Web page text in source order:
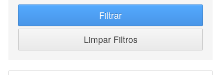
Filtrar
Limpar Filtros